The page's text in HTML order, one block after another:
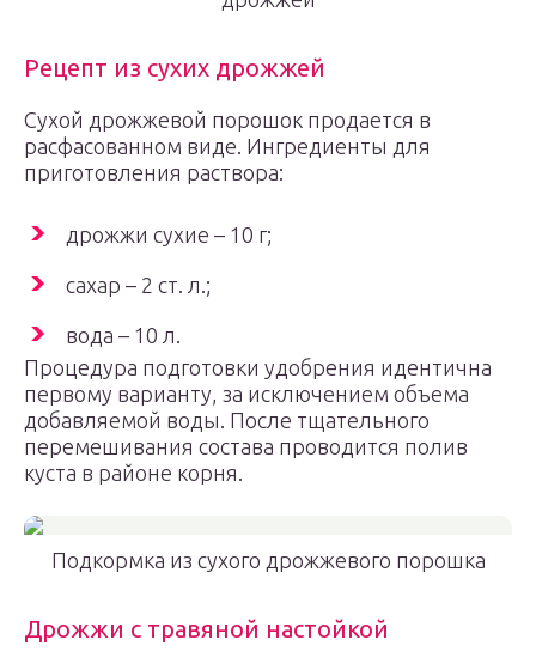
Рецепт из сухих дрожжей
Сухой дрожжевой порошок продается в
расфасованном виде. Ингредиенты для
приготовления раствора:
дрожжи сухие – 10 г;
сахар – 2 ст. л.;
вода – 10 л.
Процедура подготовки удобрения идентична
первому варианту, за исключением объема
добавляемой воды. После тщательного
перемешивания состава проводится полив
куста в районе корня.
Подкормка из сухого дрожжевого порошка
Дрожжи с травяной настойкой